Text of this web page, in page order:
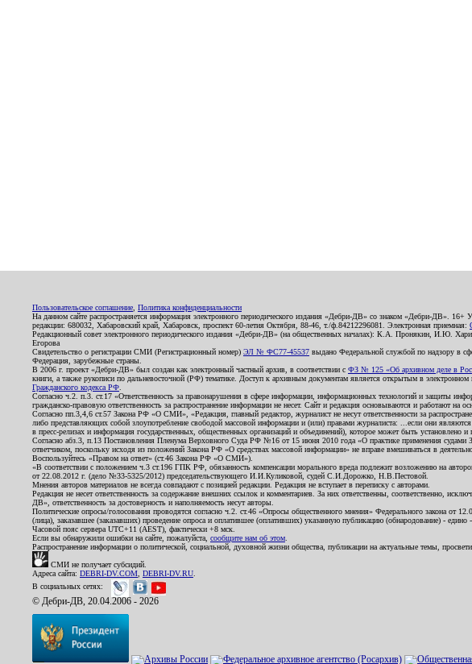
Пользовательское соглашение Политика конфиденциальности
На данном сайте распространяется информация электронного периодического издания «Дебри-ДВ» со знаком «Дебри-ДВ».
редакции: 680032, Хабаровский край, Хабаровск, проспект 60-летия Октября, 88-46, т./ф.84212296081. Электронная приемная:
Редакционный совет электронного периодического издания «Дебри-ДВ» (на общественных началах): К.А.
Егорова
Свидетельство о регистрации СМИ (Регистрационный номер) ЭЛ № ФС77-45537 выдано Федеральной службой по надзору в
Федерация, зарубежные страны.
В 2006 г. проект «Дебри-ДВ» был создан как электронный частный архив, в соответствии с ФЗ № 125 «Об архивном деле в
книги, а также рукописи по дальневосточной (РФ) тематике. Доступ к архивным документам является открытым в
Гражданского кодекса РФ
Согласно ч.2. п.3. ст.17 «Ответственность за правонарушения в сфере информации, информационных технологий и защиты
гражданско-правовую ответственность за распространение информации не несет. Сайт и редакция основываются и работают на
Согласно пп.3,4,6 ст.57 Закона РФ «О СМИ», «Редакция, главный редактор, журналист не несут ответственности за
либо представляющих собой злоупотребление свободой массовой информации и (или) правами журналиста: ...если они
в пресс-релизах и информация государственных, общественных организаций и объединений), которое может быть установлено
Согласно абз.3, п.13 Постановления Пленума Верховного Суда РФ №16 от 15 июня 2010 года «О практике применения
ответчиком, поскольку исходя из положений Закона РФ «О средствах массовой информации» не вправе вмешиваться в
Воспользуйтесь «Правом на ответ» (ст.46 Закона РФ «О СМИ»).
«В соответствии с положением ч.3 ст.196 ГПК РФ, обязанность компенсации морального вреда подлежит возложению на
от 22.08.2012 г. (дело №33-5325/2012) председательствующего И.И.Куликовой, судей С.И.Дорожко, Н.В.Пестовой.
Мнения авторов материалов не всегда совпадают с позицией редакции. Редакция не вступает в переписку с авторами.
Редакция не несет ответственность за содержание внешних ссылок и комментариев. За них ответственны, соответственно,
ДВ», ответственность за достоверность и наполняемость несут авторы.
Политические опросы/голосования проводятся согласно ч.2. ст.46 «Опросы общественного мнения» Федерального закона от
(лица), заказавшее (заказавших) проведение опроса и оплатившее (оплативших) указанную публикацию (обнародование) - едино -
Часовой пояс сервера UTC+11 (AEST), фактически +8 мск.
Если вы обнаружили ошибки на сайте, пожалуйста, сообщите нам об этом
Распространение информации о политической, социальной, духовной жизни общества, публикации на актуальные темы,
СМИ не получает субсидий.
Адреса сайта: DEBRI-DV.COM DEBRI-DV.RU
В социальных сетях:
© Дебри-ДВ, 20.04.2006 - 2026